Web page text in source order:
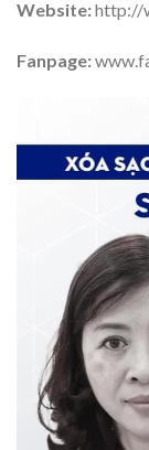
Website:http://
Fanpage: